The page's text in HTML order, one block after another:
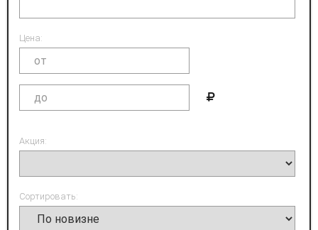
Цена:
Акция:
Сортировать: